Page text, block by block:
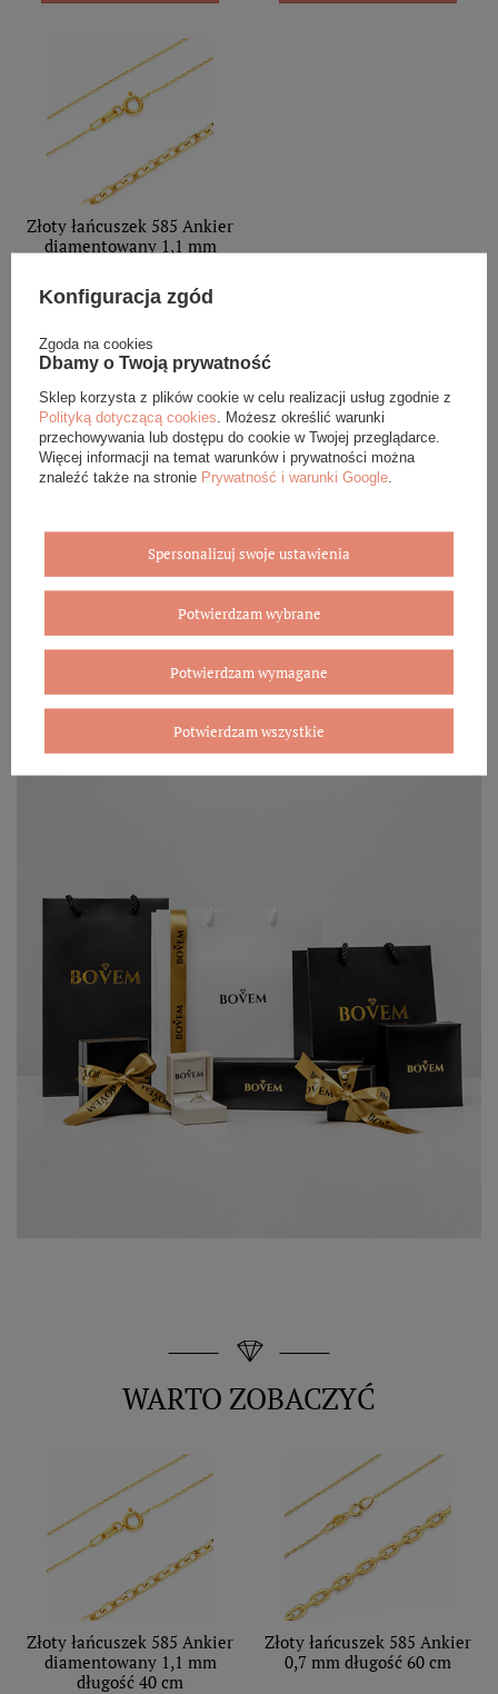
Złoty łańcuszek 585 Ankier
diamentowany 1,1 mm
1 329,00 zł
DODAJ DO KOSZYKA
Biżuterię i zegarki zakupione w sklepie internetowym
BOVEM otrzymasz jako gotowy do wręczenia upominek. Do
każdego zamówienia dołączamy pudełko ze skóry
ekologicznej oraz elegancką torebkę. Rozmiary i wzory
mogą się różnić ze względu na wybrany asortyment.
WYBIERZ PREZENT
WARTO ZOBACZYĆ
Złoty łańcuszek 585 Ankier
diamentowany 1,1 mm
długość 40 cm
Złoty łańcuszek 585 Ankier
0,7 mm długość 60 cm
Konfiguracja zgód
Zgoda na cookies
Dbamy o Twoją prywatność
Sklep korzysta z plików cookie w celu realizacji usług zgodnie z
Polityką dotyczącą cookies . Możesz określić warunki
przechowywania lub dostępu do cookie w Twojej przeglądarce.
Więcej informacji na temat warunków i prywatności można
znaleźć także na stronie Prywatność i warunki Google
Spersonalizuj swoje ustawienia
Potwierdzam wybrane
Potwierdzam wymagane
Potwierdzam wszystkie